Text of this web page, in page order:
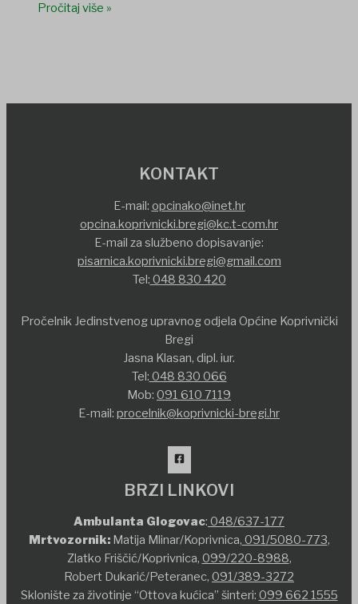
Pročitaj više »
KONTAKT
E-mail: opcinako@inet.hr
opcina.koprivnicki.bregi@kc.t-com.hr
E-mail za službeno dopisavanje:
pisarnica.koprivnicki.bregi@gmail.com
Tel: 048 830 420
Pročelnik Jedinstvenog upravnog odjela Općine Koprivnički
Bregi
Jasna Klasan, dipl. iur.
Tel: 048 830 066
Mob: 091 610 7119
E-mail: procelnik@koprivnicki-bregi.hr
BRZI LINKOVI
Ambulanta Glogovac: 048/637-177
Mrtvozornik:Matija Mlinar/Koprivnica, 091/5080-773,
Zlatko Friščić/Koprivnica, 099/220-8988,
Robert Dukarić/Peteranec, 091/389-3272
Sklonište za životinje “Ottova kućica” šinteri: 099 662 1555